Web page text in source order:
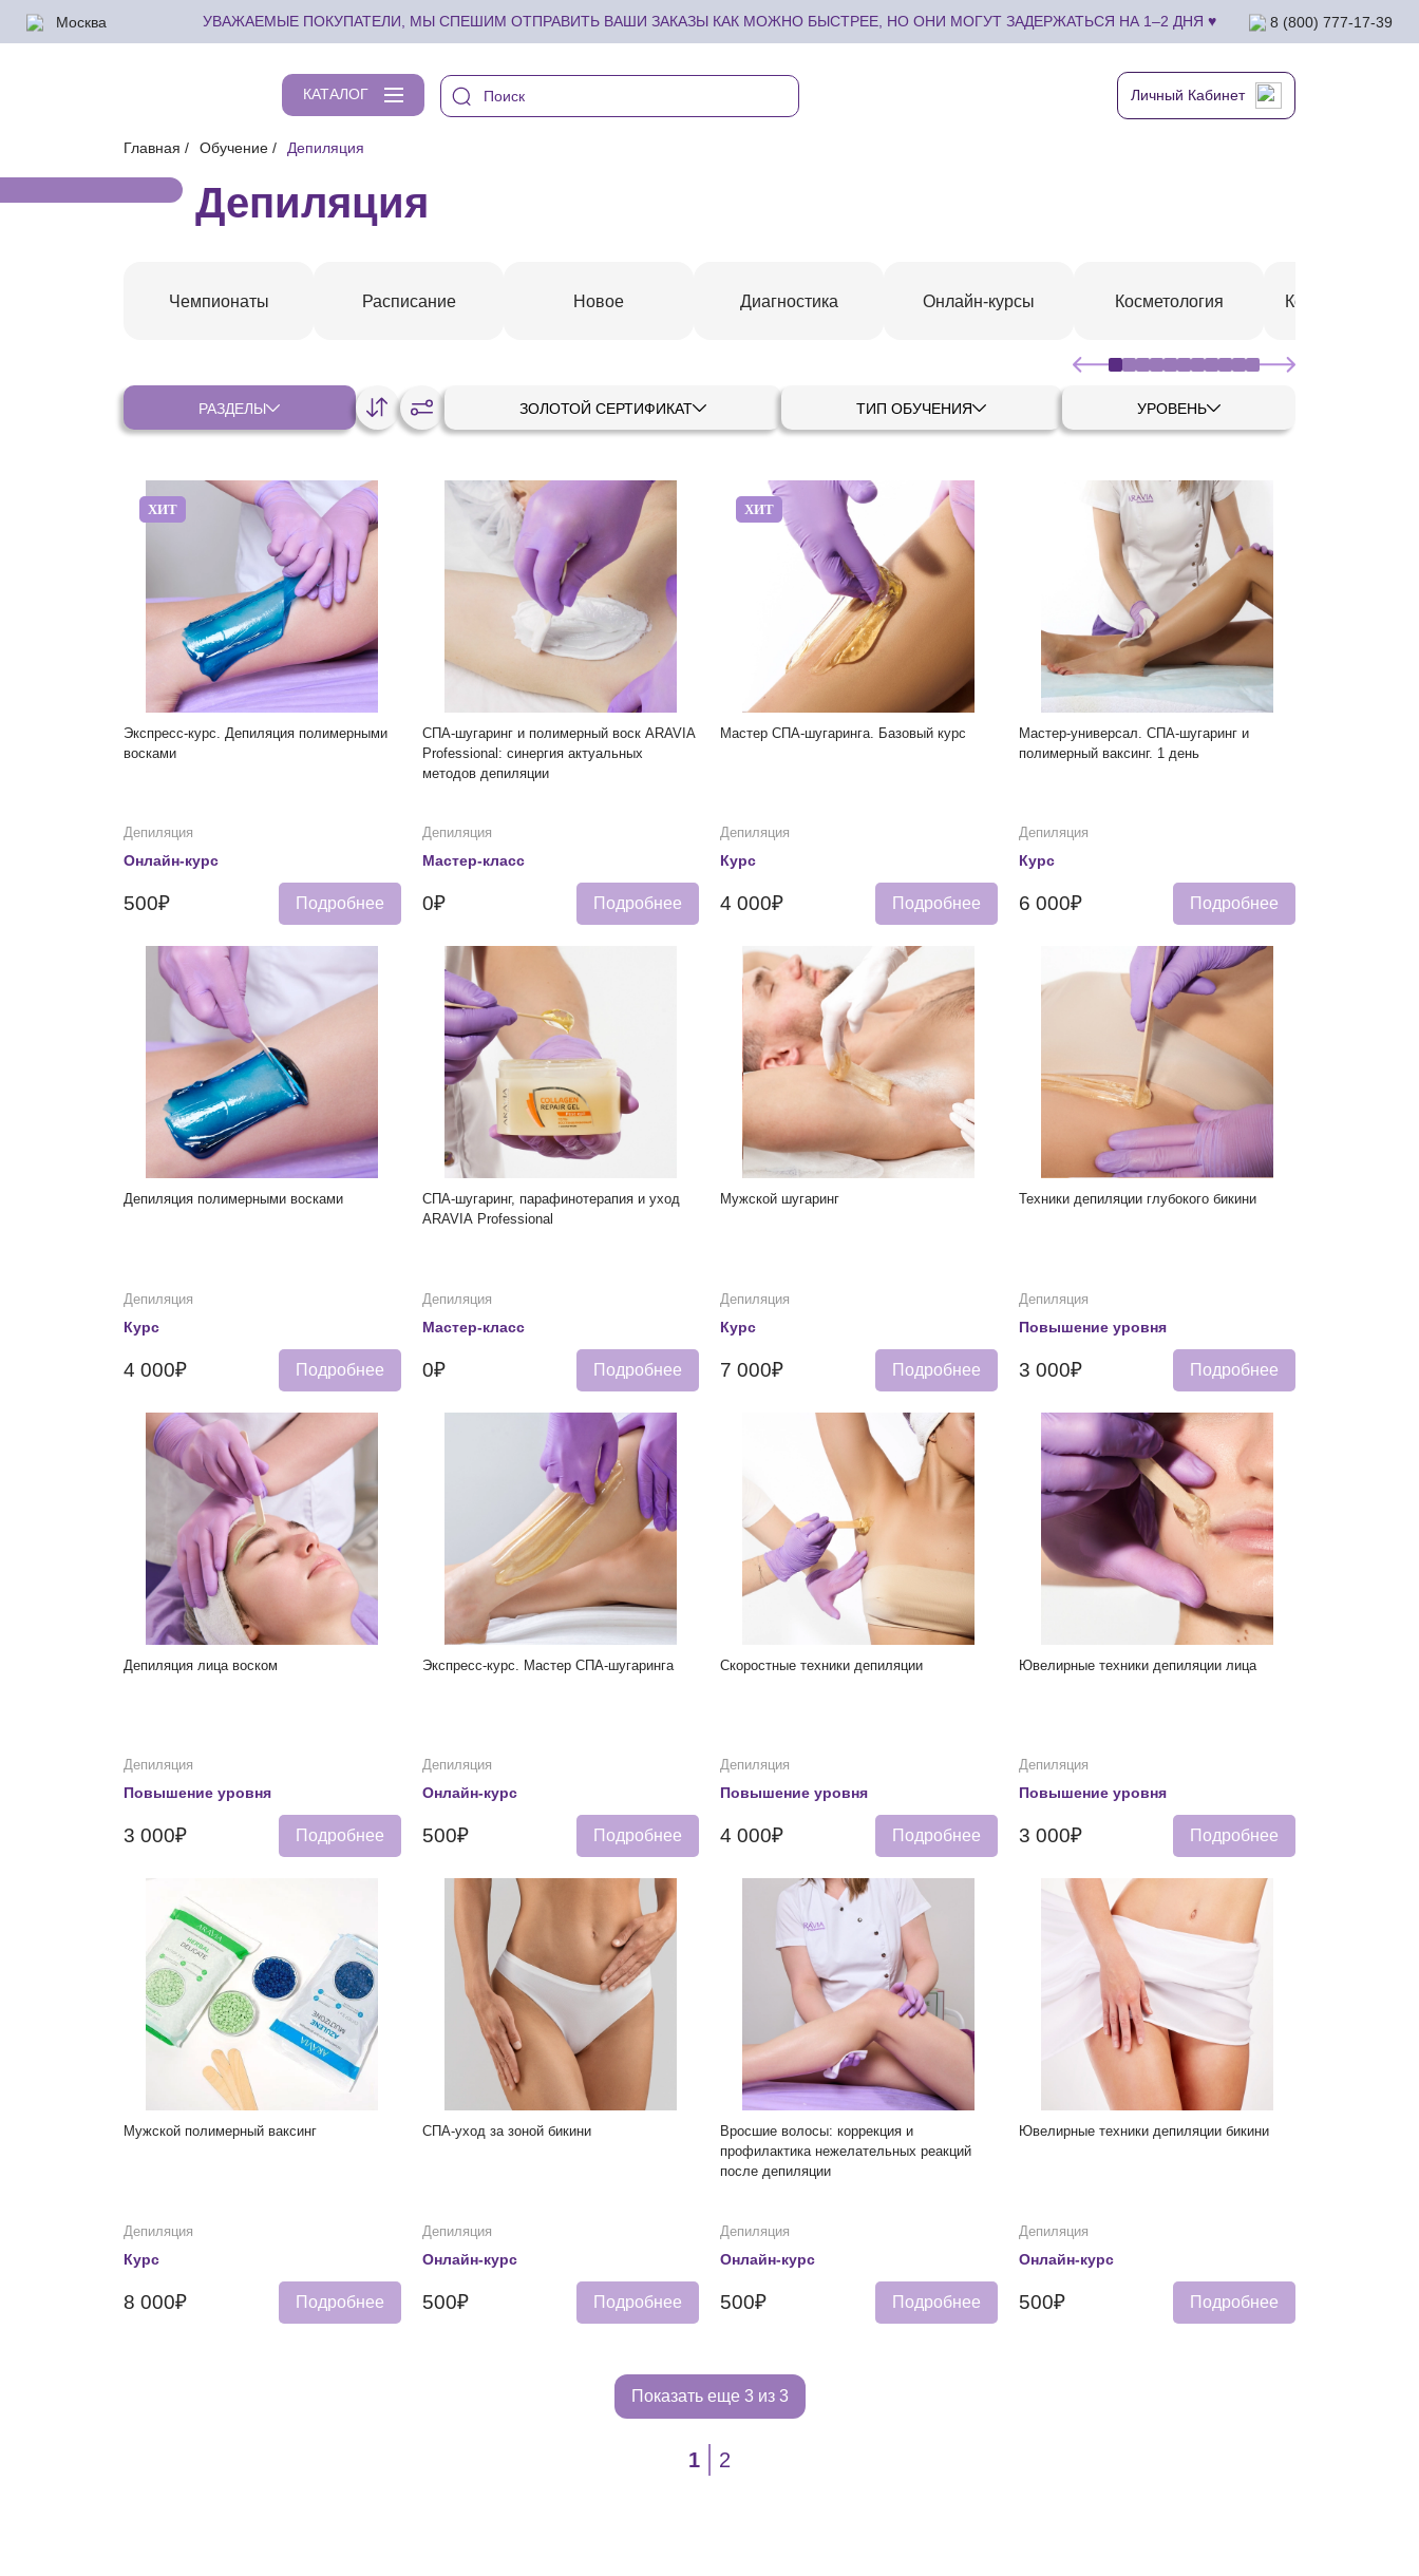
УВАЖАЕМЫЕ ПОКУПАТЕЛИ, МЫ СПЕШИМ ОТПРАВИТЬ ВАШИ ЗАКАЗЫ КАК МОЖНО БЫСТРЕЕ, НО ОНИ МОГУТ ЗАДЕРЖАТЬСЯ НА 1–2 ДНЯ ♥
Москва 8 (800) 777-17-39
КАТАЛОГ Личный Кабинет
Главная Обучение Депиляция
Депиляция
Чемпионаты Расписание Новое Диагностика Онлайн-курсы Косметология Коррекция
РАЗДЕЛЫ ЗОЛОТОЙ СЕРТИФИКАТ ТИП ОБУЧЕНИЯ УРОВЕНЬ
ХИТ
Экспресс-курс. Депиляция полимерными
восками
Депиляция
Онлайн-курс
500₽ Подробнее
СПА-шугаринг и полимерный воск ARAVIA
Professional: синергия актуальных
методов депиляции
Депиляция
Мастер-класс
0₽ Подробнее
ХИТ
Мастер СПА-шугаринга. Базовый курс
Депиляция
Курс
4 000₽ Подробнее
Мастер-универсал. СПА-шугаринг и
полимерный ваксинг. 1 день
Депиляция
Курс
6 000₽ Подробнее
Депиляция полимерными восками
Депиляция
Курс
4 000₽ Подробнее
СПА-шугаринг, парафинотерапия и уход
ARAVIA Professional
Депиляция
Мастер-класс
0₽ Подробнее
Мужской шугаринг
Депиляция
Курс
7 000₽ Подробнее
Техники депиляции глубокого бикини
Депиляция
Повышение уровня
3 000₽ Подробнее
Депиляция лица воском
Депиляция
Повышение уровня
3 000₽ Подробнее
Экспресс-курс. Мастер СПА-шугаринга
Депиляция
Онлайн-курс
500₽ Подробнее
Скоростные техники депиляции
Депиляция
Повышение уровня
4 000₽ Подробнее
Ювелирные техники депиляции лица
Депиляция
Повышение уровня
3 000₽ Подробнее
Мужской полимерный ваксинг
Депиляция
Курс
8 000₽ Подробнее
СПА-уход за зоной бикини
Депиляция
Онлайн-курс
500₽ Подробнее
Вросшие волосы: коррекция и
профилактика нежелательных реакций
после депиляции
Депиляция
Онлайн-курс
500₽ Подробнее
Ювелирные техники депиляции бикини
Депиляция
Онлайн-курс
500₽ Подробнее
Показать еще 3 из 3
1 2